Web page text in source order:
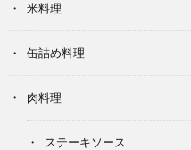
米料理
缶詰め料理
肉料理
ステーキソース